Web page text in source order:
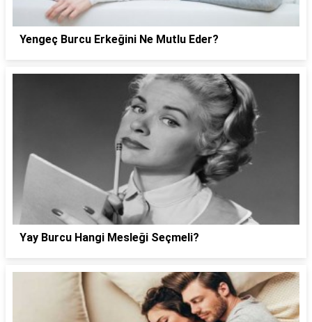
Yengeç Burcu Erkeğini Ne Mutlu Eder?
Yay Burcu Hangi Mesleği Seçmeli?